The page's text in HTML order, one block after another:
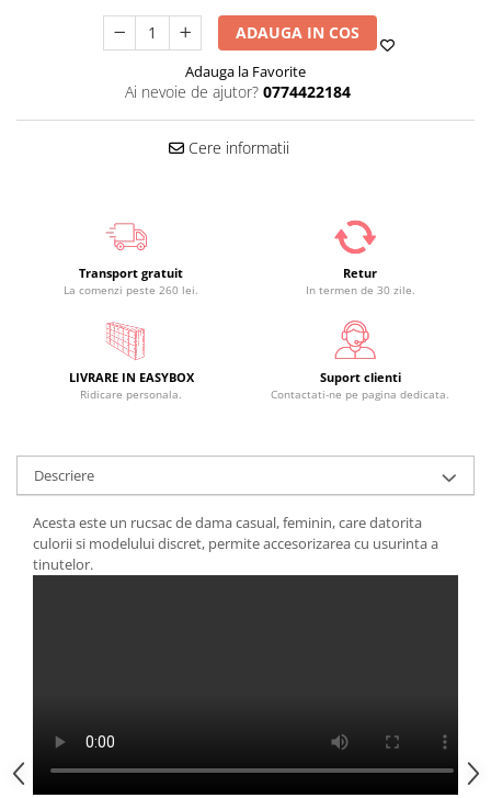
ADAUGA IN COS
Adauga la Favorite
Ai nevoie de ajutor? 0774422184
Cere informatii
Transport gratuit
La comenzi peste 260 lei.
Retur
In termen de 30 zile.
LIVRARE IN EASYBOX
Ridicare personala.
Suport clienti
Contactati-ne pe pagina dedicata.
Descriere
Acesta este un rucsac de dama casual, feminin, care datorita
culorii si modelului discret, permite accesorizarea cu usurinta a
tinutelor.